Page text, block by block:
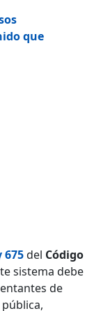
que
675del Código
sistema debe
de